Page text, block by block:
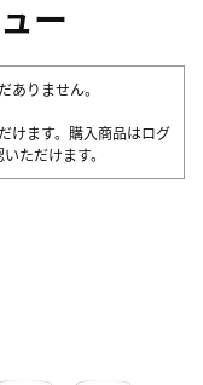
ー
りません。
けます。購入商品はログ
ただけます。